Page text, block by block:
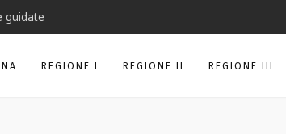
guidate
REGIONE I REGIONE II REGIONE III